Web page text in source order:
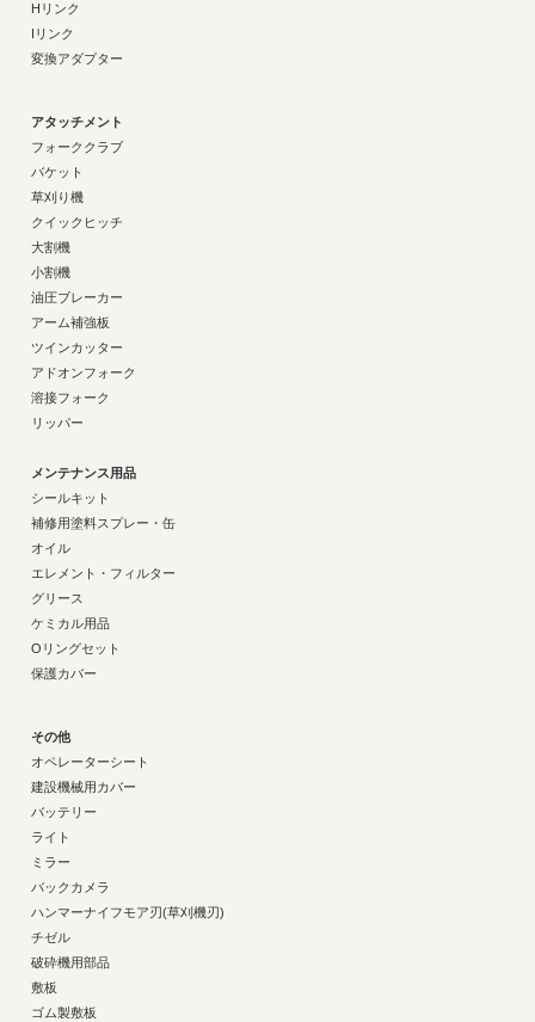
Hリンク
Iリンク
変換アダプター
アタッチメント
フォーククラブ
バケット
草刈り機
クイックヒッチ
大割機
小割機
油圧ブレーカー
アーム補強板
ツインカッター
アドオンフォーク
溶接フォーク
リッパー
メンテナンス用品
シールキット
補修用塗料スプレー・缶
オイル
エレメント・フィルター
グリース
ケミカル用品
Oリングセット
保護カバー
その他
オペレーターシート
建設機械用カバー
バッテリー
ライト
ミラー
バックカメラ
ハンマーナイフモア刃(草刈機刃)
チゼル
破砕機用部品
敷板
ゴム製敷板